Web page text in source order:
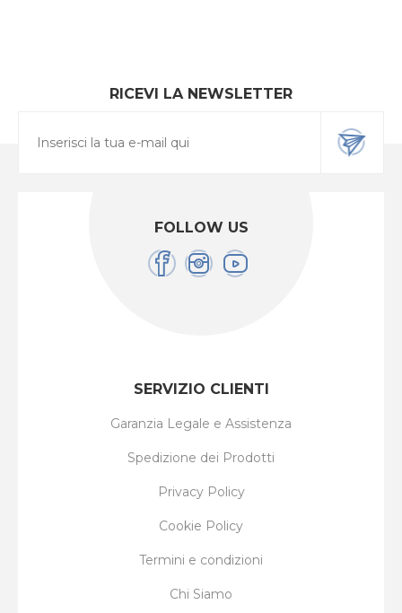
RICEVI LA NEWSLETTER
FOLLOW US
SERVIZIO CLIENTI
Garanzia Legale e Assistenza
Spedizione dei Prodotti
Privacy Policy
Cookie Policy
Termini e condizioni
Chi Siamo